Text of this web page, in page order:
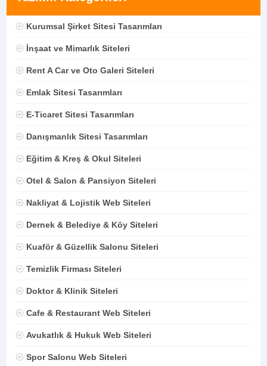
Kurumsal Şirket Sitesi Tasarımları
İnşaat ve Mimarlık Siteleri
Rent A Car ve Oto Galeri Siteleri
Emlak Sitesi Tasarımları
E-Ticaret Sitesi Tasarımları
Danışmanlık Sitesi Tasarımları
Eğitim & Kreş & Okul Siteleri
Otel & Salon & Pansiyon Siteleri
Nakliyat & Lojistik Web Siteleri
Dernek & Belediye & Köy Siteleri
Kuaför & Güzellik Salonu Siteleri
Temizlik Firması Siteleri
Doktor & Klinik Siteleri
Cafe & Restaurant Web Siteleri
Avukatlık & Hukuk Web Siteleri
Spor Salonu Web Siteleri